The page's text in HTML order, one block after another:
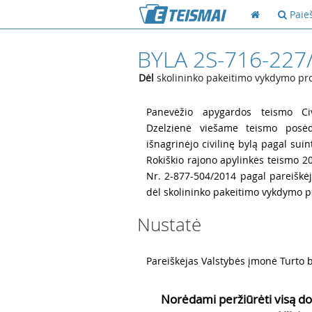
BYLA 2S-716-
Dėl skolininko pakeitimo vykdymo
Panevėžio apygardos teismo
Dzelzienė viešame teismo
išnagrinėjo civilinę bylą pagal
Rokiškio rajono apylinkės teismo
Nr. 2-877-504/2014 pagal
dėl skolininko pakeitimo vykdymo
Nustatė
Pareiškėjas Valstybės įmonė Turto
Norėdami peržiūrėti visą